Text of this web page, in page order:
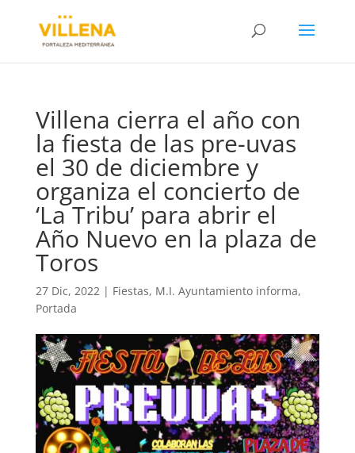
Villena cierra el año con
la fiesta de las pre-uvas
el 30 de diciembre y
organiza el concierto de
‘La Tribu’ para abrir el
Año Nuevo en la plaza de
Toros
27 Dic, 2022| Fiestas, M.I. Ayuntamiento informa,
Portada